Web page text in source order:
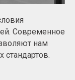
Современное
нам
стандартов.